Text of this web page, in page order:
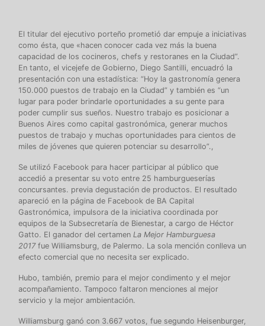
El titular del ejecutivo porteño prometió dar empuje a iniciativas
como ésta, que «hacen conocer cada vez más la buena
capacidad de los cocineros, chefs y restoranes en la Ciudad”.
En tanto, el vicejefe de Gobierno, Diego Santilli, encuadró la
presentación con una estadística: “Hoy la gastronomía genera
150.000 puestos de trabajo en la Ciudad” y también es “un
lugar para poder brindarle oportunidades a su gente para
poder cumplir sus sueños. Nuestro trabajo es posicionar a
Buenos Aires como capital gastronómica, generar muchos
puestos de trabajo y muchas oportunidades para cientos de
miles de jóvenes que quieren potenciar su desarrollo”.,
Se utilizó Facebook para hacer participar al público que
accedió a presentar su voto entre 25 hamburgueserías
concursantes. previa degustación de productos. El resultado
apareció en la página de Facebook de BA Capital
Gastronómica, impulsora de la iniciativa coordinada por
equipos de la Subsecretaría de Bienestar, a cargo de Héctor
Gatto. El ganador del certamen La Mejor Hamburguesa
2017fue Williamsburg, de Palermo. La sola mención conlleva un
efecto comercial que no necesita ser explicado.
Hubo, también, premio para el mejor condimento y el mejor
acompañamiento. Tampoco faltaron menciones al mejor
servicio y la mejor ambientación.
Williamsburg ganó con 3.667 votos, fue segundo Heisenburger,